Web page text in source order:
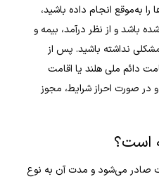
به‌موقع انجام داده باشید،
باشد و از نظر درآمد، بیمه و
نداشته باشید. پس از
دائم ملی هلند یا اقامت
و در صورت احراز شرایط، مجوز
است؟
صادر می‌شود و مدت آن به نوع